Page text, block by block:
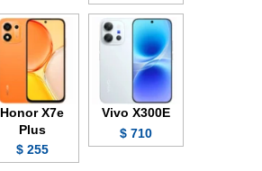
Vivo X300E
710 $
Honor X7e
Plus
255 $